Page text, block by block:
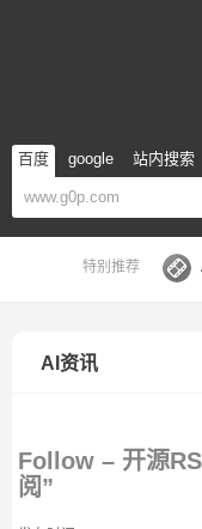
百度 google 站内搜索
特别推荐
AI资讯
Follow – 开源
阅”